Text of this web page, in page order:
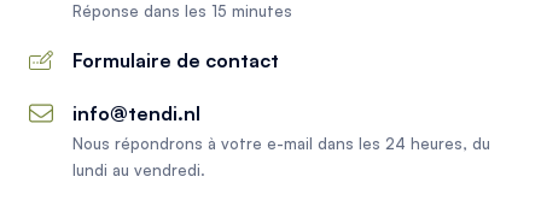
Réponse dans les 15 minutes
Formulaire de contact
info@tendi.nl
Nous répondrons à votre e-mail dans les 24 heures, du
lundi au vendredi.